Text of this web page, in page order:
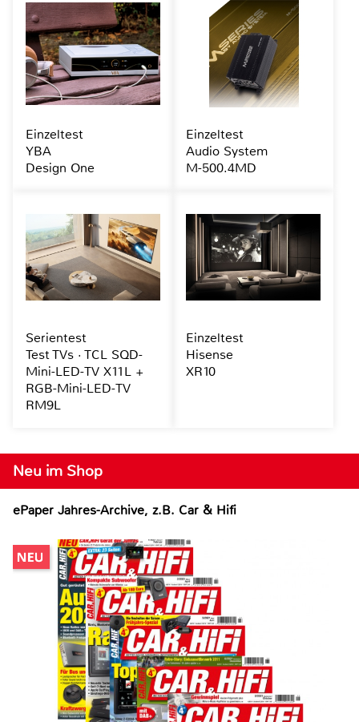
Neu im Shop
ePaper Jahres-Archive, z.B. Car & Hifi
Einzeltest
YBA
Design One
Einzeltest
Audio System
M-500.4MD
Serientest
Test TVs · TCL SQD-
Mini-LED-TV X11L +
RGB-Mini-LED-TV
RM9L
Einzeltest
Hisense
XR10